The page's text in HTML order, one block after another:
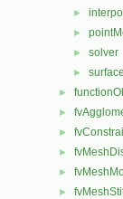
►
►
► solver
►
►
►
►
►
►
►